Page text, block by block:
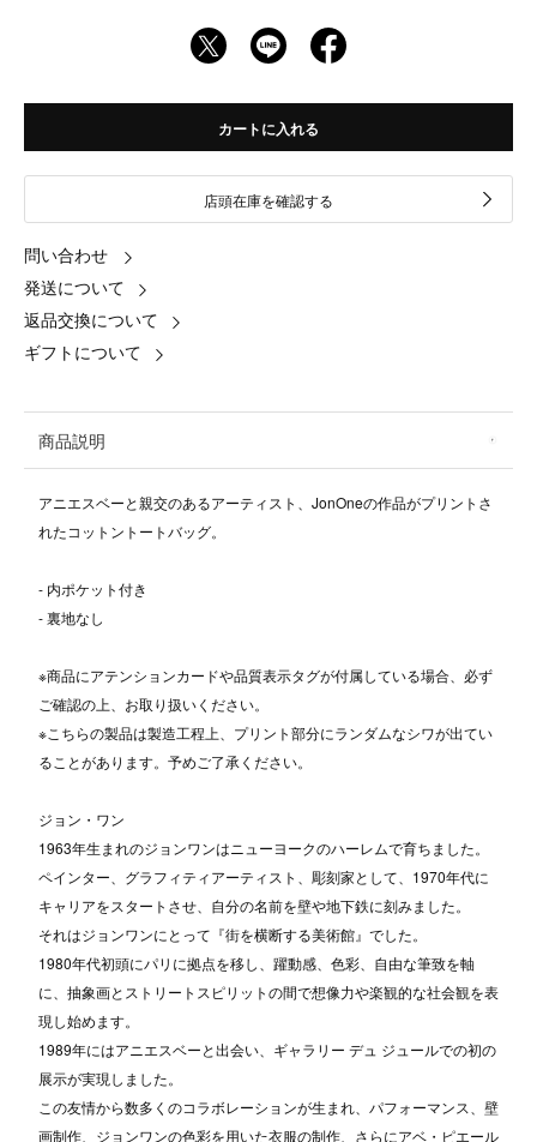
カートに入れる
店頭在庫を確認する
問い合わせ
発送について
返品交換について
ギフトについて
商品説明
アニエスベーと親交のあるアーティスト、JonOneの作品がプリントさ
れたコットントートバッグ。
- 内ポケット付き
- 裏地なし
※商品にアテンションカードや品質表示タグが付属している場合、必ず
ご確認の上、お取り扱いください。
※こちらの製品は製造工程上、プリント部分にランダムなシワが出てい
ることがあります。予めご了承ください。
ジョン・ワン
1963年生まれのジョンワンはニューヨークのハーレムで育ちました。
ペインター、グラフィティアーティスト、彫刻家として、1970年代に
キャリアをスタートさせ、自分の名前を壁や地下鉄に刻みました。
それはジョンワンにとって『街を横断する美術館』でした。
1980年代初頭にパリに拠点を移し、躍動感、色彩、自由な筆致を軸
に、抽象画とストリートスピリットの間で想像力や楽観的な社会観を表
現し始めます。
1989年にはアニエスベーと出会い、ギャラリー デュ ジュールでの初の
展示が実現しました。
この友情から数多くのコラボレーションが生まれ、パフォーマンス、壁
画制作、ジョンワンの色彩を用いた衣服の制作、さらにアベ・ピエール